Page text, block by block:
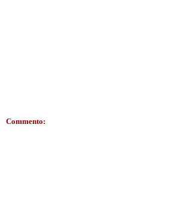
Commento: